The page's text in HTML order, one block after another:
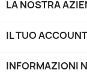
LA NOSTRA
IL TUO ACCOUNT
INFORMAZIONI